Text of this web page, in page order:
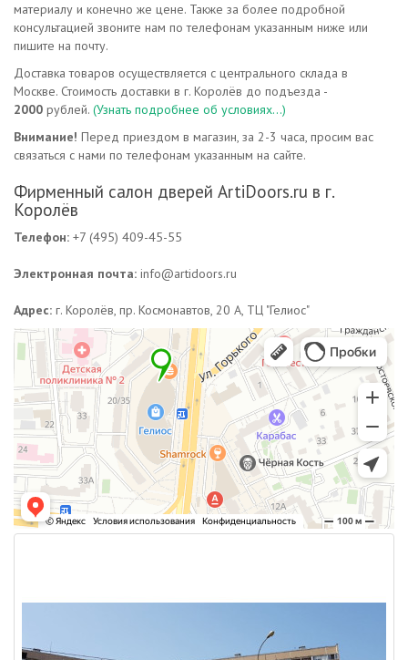
материалу и конечно же цене. Также за более подробной
консультацией звоните нам по телефонам указанным ниже или
пишите на почту.
Доставка товаров осуществляется с центрального склада в
Москве. Стоимость доставки в г. Королёв до подъезда -
2000 рублей. (Узнать подробнее об условиях...)
Внимание! Перед приездом в магазин, за 2-3 часа, просим вас
связаться с нами по телефонам указанным на сайте.
Фирменный салон дверей ArtiDoors.ru в г.
Королёв
Телефон: +7 (495) 409-45-55
Электронная почта: info@artidoors.ru
Адрес: г. Королёв, пр. Космонавтов, 20 A, ТЦ "Гелиос"